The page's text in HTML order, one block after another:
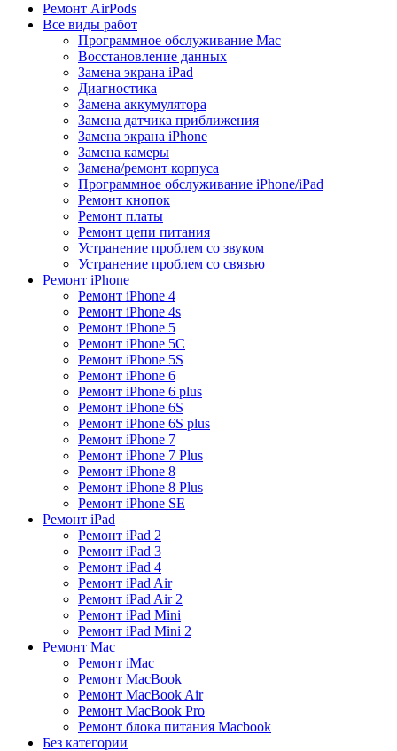
Ремонт AirPods
Все виды работ
Программное обслуживание Mac
Восстановление данных
Замена экрана iPad
Диагностика
Замена аккумулятора
Замена датчика приближения
Замена экрана iPhone
Замена камеры
Замена/ремонт корпуса
Программное обслуживание iPhone/iPad
Ремонт кнопок
Ремонт платы
Ремонт цепи питания
Устранение проблем со звуком
Устранение проблем со связью
Ремонт iPhone
Ремонт iPhone 4
Ремонт iPhone 4s
Ремонт iPhone 5
Ремонт iPhone 5C
Ремонт iPhone 5S
Ремонт iPhone 6
Ремонт iPhone 6 plus
Ремонт iPhone 6S
Ремонт iPhone 6S plus
Ремонт iPhone 7
Ремонт iPhone 7 Plus
Ремонт iPhone 8
Ремонт iPhone 8 Plus
Ремонт iPhone SE
Ремонт iPad
Ремонт iPad 2
Ремонт iPad 3
Ремонт iPad 4
Ремонт iPad Air
Ремонт iPad Air 2
Ремонт iPad Mini
Ремонт iPad Mini 2
Ремонт Mac
Ремонт iMac
Ремонт MacBook
Ремонт MacBook Air
Ремонт MacBook Pro
Ремонт блока питания Macbook
Без категории